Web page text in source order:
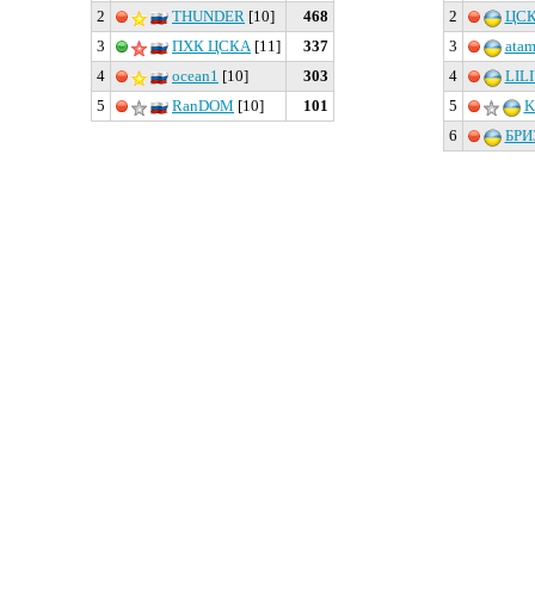
2 THUNDER [10]
468
3
ПХК ЦСКА[11]
337
4
ocean1 [10]
303
5
RanDOM [10] 101
2
3
4
5
6